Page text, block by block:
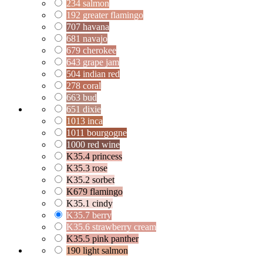
234 salmon
192 greater flamingo
707 havana
681 navajo
679 cherokee
643 grape jam
504 indian red
278 coral
663 bud
651 dixie
1013 inca
1011 bourgogne
1000 red wine
K35.4 princess
K35.3 rose
K35.2 sorbet
K679 flamingo
K35.1 cindy
K35.7 berry
K35.6 strawberry cream
K35.5 pink panther
190 light salmon